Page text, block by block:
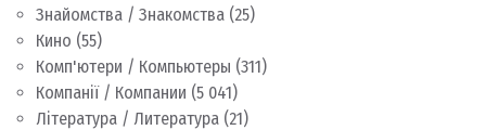
Знайомства / Знакомства (25)
Кино (55)
Комп'ютери / Компьютеры (311)
Компанії / Компании (5 041)
Література / Литература (21)